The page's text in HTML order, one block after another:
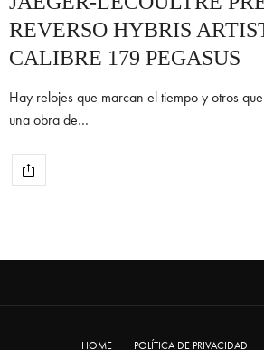
REVERSO HYBRIS
CALIBRE 179 PEGASUS
Hay relojes que marcan el tiempo y otros
una obra de…
HOME POLÍTICA DE PRIVACIDAD